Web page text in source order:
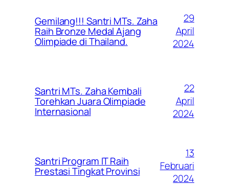
Gemilang!!! Santri MTs. Zaha
Raih Bronze Medal Ajang
Olimpiade di Thailand.
29
April
2024
Santri MTs. Zaha Kembali
Torehkan Juara Olimpiade
Internasional
22
April
2024
Santri Program IT Raih
Prestasi Tingkat Provinsi
13
Februari
2024